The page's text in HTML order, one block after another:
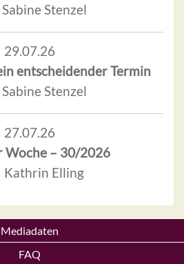
Stenzel
29.07.26
entscheidender Termin
Stenzel
27.07.26
Woche – 30/2026
Kathrin Elling
Mediadaten
FAQ